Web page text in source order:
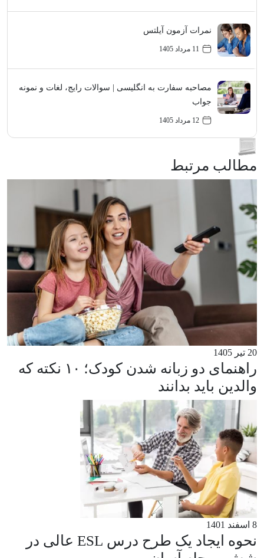
نمرات آزمون آیلتس
11 مرداد 1405
مصاحبه سفارت به انگلیسی | سوالات رایج، لغات و نمونه
جواب
12 مرداد 1405
مطالب مرتبط
20 تیر 1405
راهنمای دو زبانه شدن کودک؛ ۱۰ نکته که
والدین باید بدانند
8 اسفند 1401
نحوه ایجاد یک طرح درس ESL عالی در